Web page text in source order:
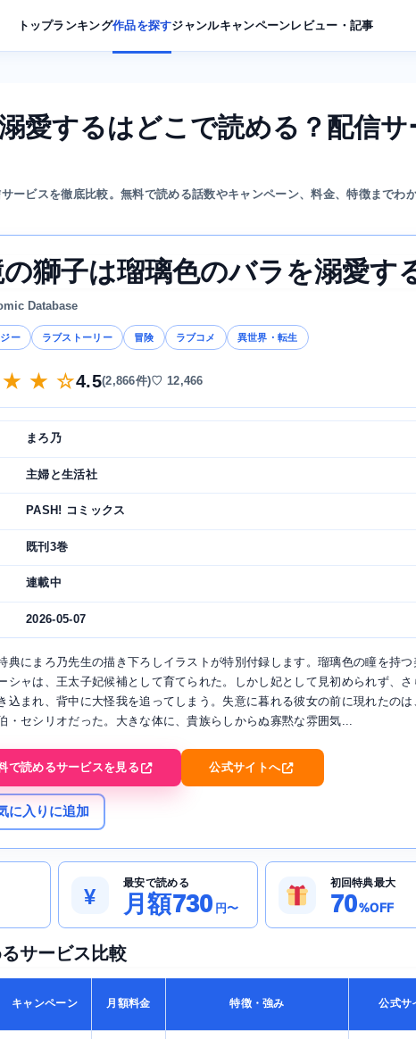
トップランキング作品を探すジャンルキャンペーンレビュー・記事
愛するはどこで読める？配信サ
ービスを徹底比較。無料で読める話数やキャンペーン、料金、特徴までわ
獅子は瑠璃色のバラを溺愛す
Database
ー ラブストーリー 冒険 ラブコメ 異世界・転生
★ ☆4.5(2,866件)♡ 12,466
まろ乃
主婦と生活社
PASH! コミックス
既刊3巻
連載中
2026-05-07
典にまろ乃先生の描き下ろしイラストが特別付録します。瑠璃色の瞳を持つ
シャは、王太子妃候補として育てられた。しかし妃として見初められず、さ
込まれ、背中に大怪我を追ってしまう。失意に暮れる彼女の前に現れたのは
・セシリオだった。大きな体に、貴族らしからぬ寡黙な雰囲気...
で読めるサービスを見る 公式サイトへ
に入りに追加
¥
最安で読める
月額730 円〜
初回特典最大
70%OFF
サービス比較
キャンペーン 月額料金 特徴・強み 公式サ